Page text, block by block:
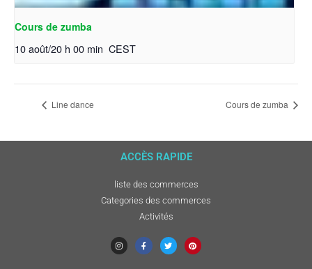
Cours de zumba
10 août/20 h 00 min CEST
Line dance Cours de zumba
ACCÈS RAPIDE
liste des commerces
Categories des commerces
Activités